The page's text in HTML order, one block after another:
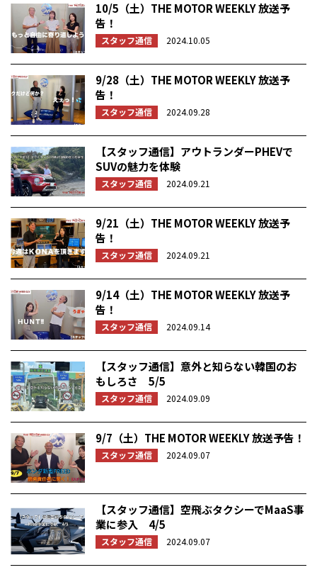
10/5（土）THE MOTOR WEEKLY 放送予
告！
スタッフ通信 2024.10.05
9/28（土）THE MOTOR WEEKLY 放送予
告！
スタッフ通信 2024.09.28
【スタッフ通信】アウトランダーPHEVで
SUVの魅力を体験
スタッフ通信 2024.09.21
9/21（土）THE MOTOR WEEKLY 放送予
告！
スタッフ通信 2024.09.21
9/14（土）THE MOTOR WEEKLY 放送予
告！
スタッフ通信 2024.09.14
【スタッフ通信】意外と知らない韓国のお
もしろさ 5/5
スタッフ通信 2024.09.09
9/7（土）THE MOTOR WEEKLY 放送予告！
スタッフ通信 2024.09.07
【スタッフ通信】空飛ぶタクシーでMaaS事
業に参入 4/5
スタッフ通信 2024.09.07